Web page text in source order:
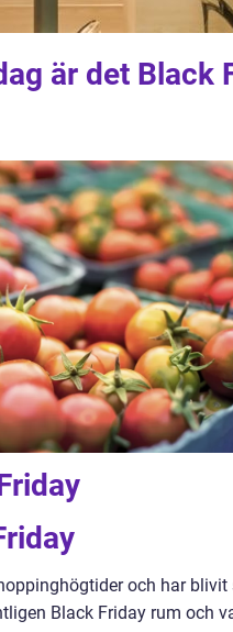
är det Black
och har
Black Friday rum och